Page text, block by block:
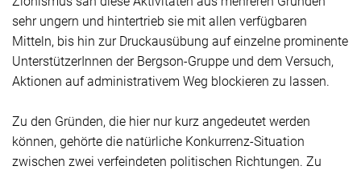
sehr ungern und hintertrieb sie mit allen verfügbaren
Mitteln, bis hin zur Druckausübung auf einzelne prominente
UnterstützerInnen der Bergson-Gruppe und dem Versuch,
Aktionen auf administrativem Weg blockieren zu lassen.
Zu den Gründen, die hier nur kurz angedeutet werden
können, gehörte die natürliche Konkurrenz-Situation
zwischen zwei verfeindeten politischen Richtungen. Zu